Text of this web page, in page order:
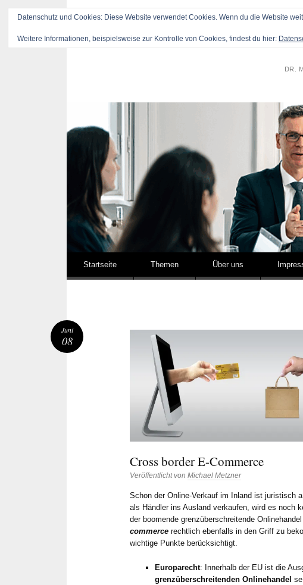
DR.
Springe zum Inhalt
Startseite Themen Über uns
Cross border E-Commerce
Veröffentlicht von Michael Metzner
Schon der Online-Verkauf im Inland ist juristisch
als Händler ins Ausland verkaufen, wird es noch
der boomende grenzüberschreitende
commerce rechtlich ebenfalls in den Griff zu
wichtige Punkte berücksichtigt.
Europarecht: Innerhalb der EU ist die
grenzüberschreitenden Onlinehandel
Juni
08
Datenschutz und Cookies: Diese Website verwendet Cookies. Wenn du die Website
Weitere Informationen, beispielsweise zur Kontrolle von Cookies, findest du hier: